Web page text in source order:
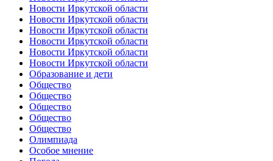
Новости Иркутской области
Новости Иркутской области
Новости Иркутской области
Новости Иркутской области
Новости Иркутской области
Новости Иркутской области
Образование и дети
Общество
Общество
Общество
Общество
Общество
Олимпиада
Особое мнение